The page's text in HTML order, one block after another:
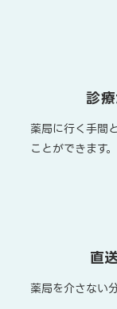
診
薬局に行く手間
ことができます。
直
薬局を介さない